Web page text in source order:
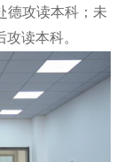
德攻读本科；未
读本科。